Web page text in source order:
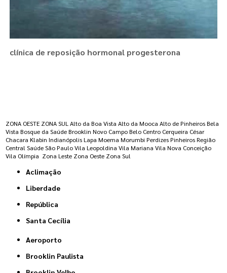
clínica de reposição hormonal progesterona
ZONA OESTE ZONA SUL Alto da Boa Vista Alto da Mooca Alto de Pinheiros Bela
Vista Bosque da Saúde Brooklin Novo Campo Belo Centro Cerqueira César
Chacara Klabin Indianópolis Lapa Moema Morumbi Perdizes Pinheiros Região
Central Saúde São Paulo Vila Leopoldina Vila Mariana Vila Nova Conceição
Vila Olímpia Zona Leste Zona Oeste Zona Sul
Aclimação
Liberdade
República
Santa Cecília
Aeroporto
Brooklin Paulista